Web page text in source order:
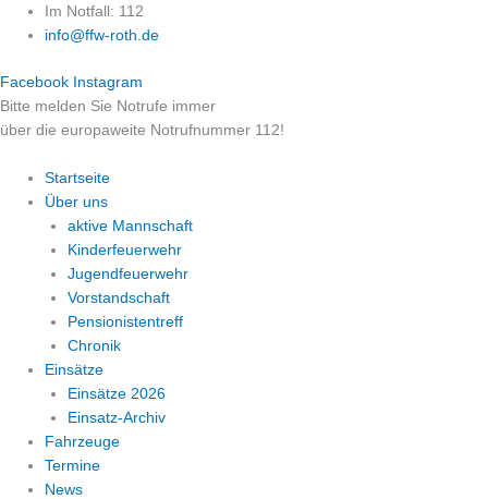
Zum
Inhalt
Im Notfall: 112
info@ffw-roth.de
Facebook Instagram
Bitte melden Sie Notrufe immer
über die europaweite Notrufnummer 112!
Startseite
Über uns
aktive Mannschaft
Kinderfeuerwehr
Jugendfeuerwehr
Vorstandschaft
Pensionistentreff
Chronik
Einsätze
Einsätze 2026
Einsatz-Archiv
Fahrzeuge
Termine
News